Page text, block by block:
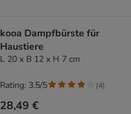
kooa Dampfbürste für
Haustiere
L 20 x B 12 x H 7 cm
28,49 €
Rating: 3.5/5 (4)